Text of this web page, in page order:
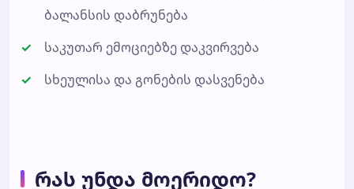
ბალანსის დაბრუნება
საკუთარ ემოციებზე დაკვირვება
სხეულისა და გონების დასვენება
რას უნდა მოერიდო?